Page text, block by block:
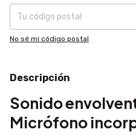
No sé mi código postal
Descripción
Sonido
Micrófono